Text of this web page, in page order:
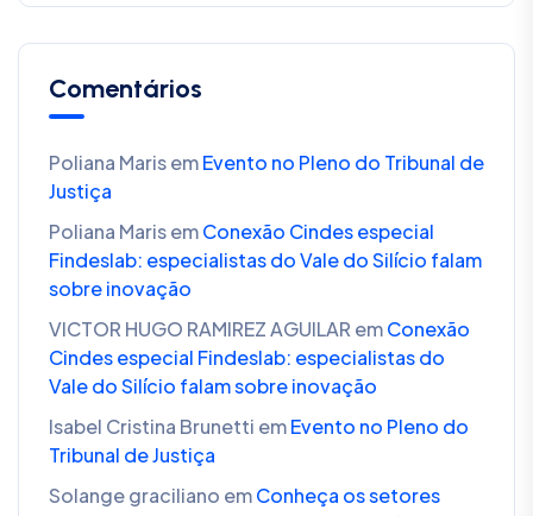
Comentários
Poliana MarisemEvento no Pleno do Tribunal de
Justiça
Poliana MarisemConexão Cindes especial
Findeslab: especialistas do Vale do Silício falam
sobre inovação
VICTOR HUGO RAMIREZ AGUILAR emConexão
Cindes especial Findeslab: especialistas do
Vale do Silício falam sobre inovação
Isabel Cristina Brunetti emEvento no Pleno do
Tribunal de Justiça
Solange graciliano emConheça os setores